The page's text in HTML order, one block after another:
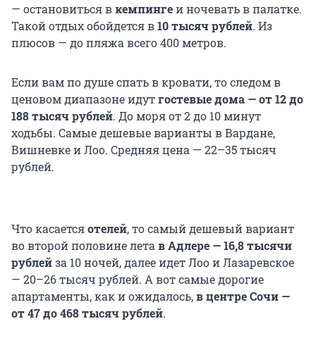
— остановиться вкемпингеи ночевать в палатке.
Такой отдых обойдется в10 тысяч рублей. Из
плюсов — до пляжа всего 400 метров.
Если вам по душе спать в кровати, то следом в
ценовом диапазоне идутгостевые дома — от 12 до
188 тысяч рублей. До моря от 2 до 10 минут
ходьбы. Самые дешевые варианты в Вардане,
Вишневке и Лоо. Средняя цена — 22–35 тысяч
рублей.
Что касаетсяотелей, то самый дешевый вариант
во второй половине лета в Адлере —16,8 тысячи
рублейза 10 ночей, далее идет Лоо и Лазаревское
— 20–26 тысяч рублей. А вот самые дорогие
апартаменты, как и ожидалось,в центре Сочи —
от 47 до 468 тысяч рублей.